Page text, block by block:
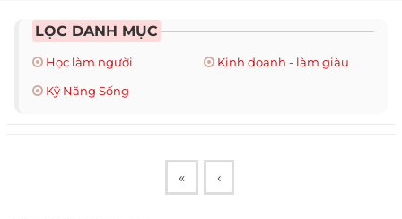
LỌC DANH MỤC
Học làm người
Kinh doanh - làm giàu
Kỹ Năng Sống
« ‹